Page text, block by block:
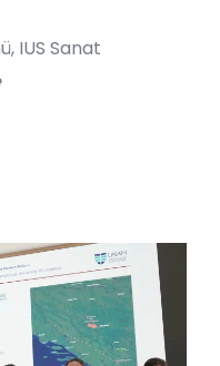
IUS Sanat